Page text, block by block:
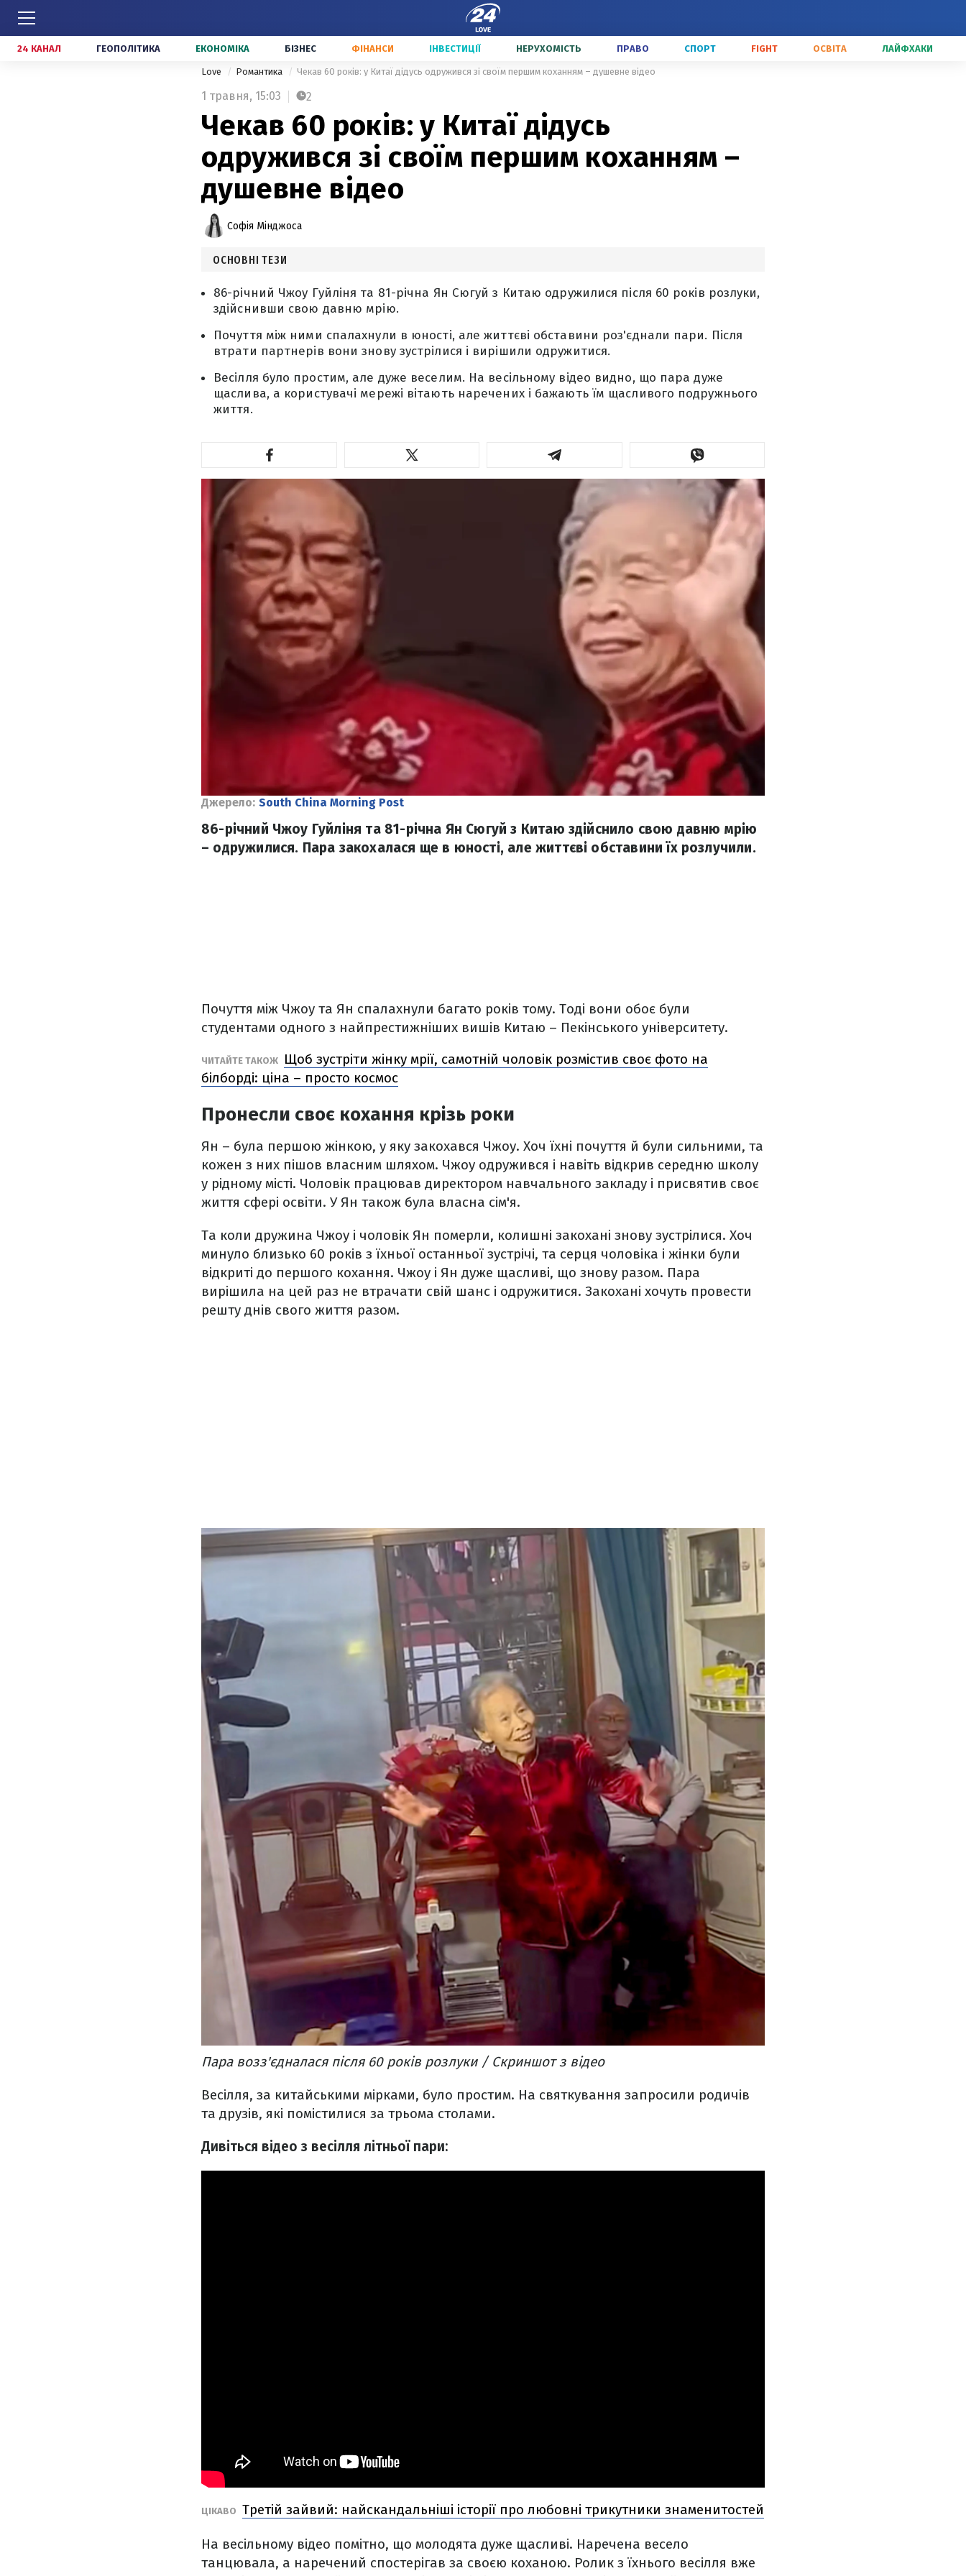
24 КАНАЛ ГЕОПОЛІТИКА ЕКОНОМІКА БІЗНЕС ФІНАНСИ ІНВЕСТИЦІЇ НЕРУХОМІСТЬ ПРАВО СПОРТ FIGHT ОСВІТА ЛАЙФХАКИ
Love Романтика Чекав 60 років: у Китаї дідусь одружився зі своїм першим коханням – душевне відео
1 травня, 15:03 2
Чекав 60 років: у Китаї дідусь
одружився зі своїм першим коханням –
душевне відео
Софія Мінджоса
ОСНОВНІ ТЕЗИ
86-річний Чжоу Гуйліня та 81-річна Ян Сюгуй з Китаю одружилися після 60 років розлуки,
здійснивши свою давню мрію.
Почуття між ними спалахнули в юності, але життєві обставини роз'єднали пари. Після
втрати партнерів вони знову зустрілися і вирішили одружитися.
Весілля було простим, але дуже веселим. На весільному відео видно, що пара дуже
щаслива, а користувачі мережі вітають наречених і бажають їм щасливого подружнього
життя.
Джерело: South China Morning Post
86-річний Чжоу Гуйліня та 81-річна Ян Сюгуй з Китаю здійснило свою давню мрію
– одружилися. Пара закохалася ще в юності, але життєві обставини їх розлучили.
Почуття між Чжоу та Ян спалахнули багато років тому. Тоді вони обоє були
студентами одного з найпрестижніших вишів Китаю – Пекінського університету.
ЧИТАЙТЕ ТАКОЖ
Щоб зустріти жінку мрії, самотній чоловік розмістив своє фото на
білборді: ціна – просто космос
Пронесли своє кохання крізь роки
Ян – була першою жінкою, у яку закохався Чжоу. Хоч їхні почуття й були сильними, та
кожен з них пішов власним шляхом. Чжоу одружився і навіть відкрив середню школу
у рідному місті. Чоловік працював директором навчального закладу і присвятив своє
життя сфері освіти. У Ян також була власна сім'я.
Та коли дружина Чжоу і чоловік Ян померли, колишні закохані знову зустрілися. Хоч
минуло близько 60 років з їхньої останньої зустрічі, та серця чоловіка і жінки були
відкриті до першого кохання. Чжоу і Ян дуже щасливі, що знову разом. Пара
вирішила на цей раз не втрачати свій шанс і одружитися. Закохані хочуть провести
решту днів свого життя разом.
Пара возз'єдналася після 60 років розлуки / Скриншот з відео
Весілля, за китайськими мірками, було простим. На святкування запросили родичів
та друзів, які помістилися за трьома столами.
Дивіться відео з весілля літньої пари:
ЦІКАВО Третій зайвий: найскандальніші історії про любовні трикутники знаменитостей
На весільному відео помітно, що молодята дуже щасливі. Наречена весело
танцювала, а наречений спостерігав за своєю коханою. Ролик з їхнього весілля вже